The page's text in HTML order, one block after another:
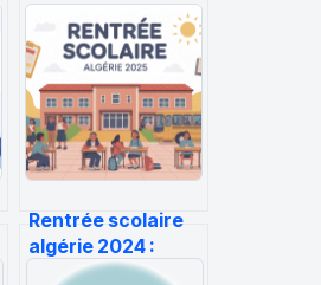
Rentrée scolaire
algérie 2024 :
dates, nouveautés